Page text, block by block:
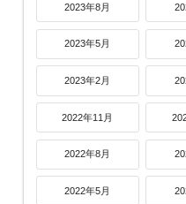
2023年8月
2023年5月
2023年2月
2022年11月
2022年8月
2022年5月